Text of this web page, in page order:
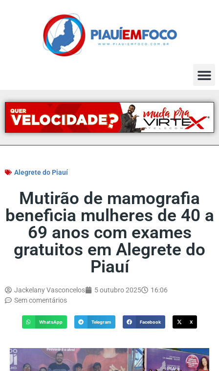
Alegrete do Piauí
Mutirão de mamografia
beneficia mulheres de 40 a
69 anos com exames
gratuitos em Alegrete do
Piauí
Jackelany Vasconcelos 5 outubro 2025
16:06
Sem comentários
WhatsApp Telegram Facebook X